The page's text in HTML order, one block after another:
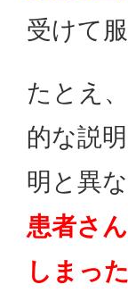
受けて
たとえ
的な説
明と異
患者さ
しまっ